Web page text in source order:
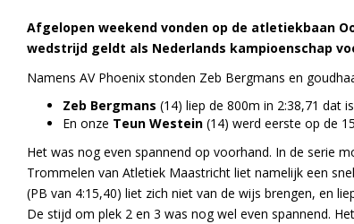
Afgelopen weekend vonden op de atletiekbaan
wedstrijd geldt als Nederlands kampioenschap
Namens AV Phoenix stonden Zeb Bergmans en
Zeb Bergmans (14) liep de 800m in 2:38,71 dat
En onze Teun Westein (14) werd eerste op de
Het was nog even spannend op voorhand. In de serie
Trommelen van Atletiek Maastricht liet namelijk een
(PB van 4:15,40) liet zich niet van de wijs brengen, en
De stijd om plek 2 en 3 was nog wel even spannend.